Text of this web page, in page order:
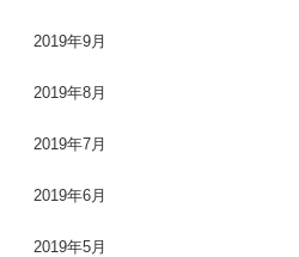
2019年9月
2019年8月
2019年7月
2019年6月
2019年5月